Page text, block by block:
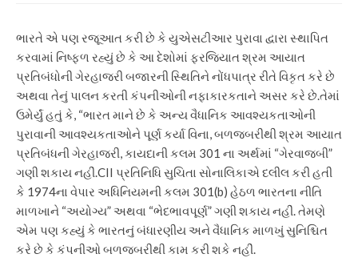
ભારતે એ પણ રજૂઆત કરી છે કે યુએસટીઆર પુરાવા દ્વારા સ્થાપિત
કરવામાં નિષ્ફળ રહ્યું છે કે આ દેશોમાં ફરજિયાત શ્રમ આયાત
પ્રતિબંધોની ગેરહાજરી બજારની સ્થિતિને નોંધપાત્ર રીતે વિકૃત કરે છે
અથવા તેનું પાલન કરતી કંપનીઓની નફાકારકતાને અસર કરે છે.તેમાં
ઉમેર્યું હતું કે, “ભારત માને છે કે અન્ય વૈધાનિક આવશ્યકતાઓની
પુરાવાની આવશ્યકતાઓને પૂર્ણ કર્યા વિના, બળજબરીથી શ્રમ આયાત
પ્રતિબંધની ગેરહાજરી, કાયદાની કલમ 301 ના અર્થમાં “ગેરવાજબી”
ગણી શકાય નહીં.CII પ્રતિનિધિ સુચિતા સોનાલિકાએ દલીલ કરી હતી
કે 1974ના વેપાર અધિનિયમની કલમ 301(b) હેઠળ ભારતના નીતિ
માળખાને “અયોગ્ય” અથવા “ભેદભાવપૂર્ણ” ગણી શકાય નહીં. તેમણે
એમ પણ કહ્યું કે ભારતનું બંધારણીય અને વૈધાનિક માળખું સુનિશ્ચિત
કરે છે કે કંપનીઓ બળજબરીથી કામ કરી શકે નહીં.